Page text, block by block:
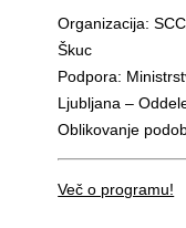
Organizacija:
Škuc
Podpora:
Ljubljana –
Oblikovanje
Več o programu!